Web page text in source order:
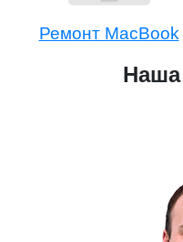
Ремонт MacBook
Наша